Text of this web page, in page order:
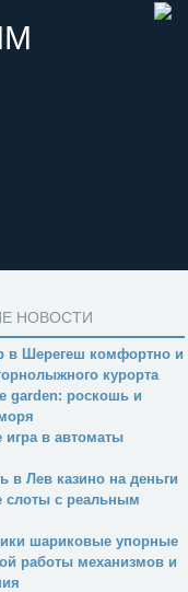
НОВОСТИ
в Шерегеш комфортно и
курорта
garden: роскошь и
игра в автоматы
в Лев казино на деньги
слоты с реальным
шариковые упорные
работы механизмов и